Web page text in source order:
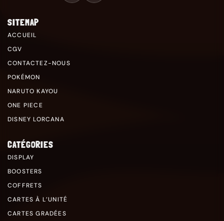
SITEMAP
ACCUEIL
CGV
CONTACTEZ-NOUS
POKÉMON
NARUTO KAYOU
ONE PIECE
DISNEY LORCANA
CATÉGORIES
DISPLAY
BOOSTERS
COFFRETS
CARTES À L’UNITÉ
CARTES GRADÉES